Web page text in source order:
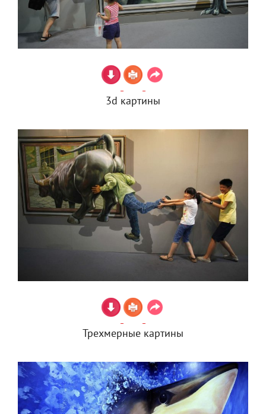
3d картины
Трехмерные картины